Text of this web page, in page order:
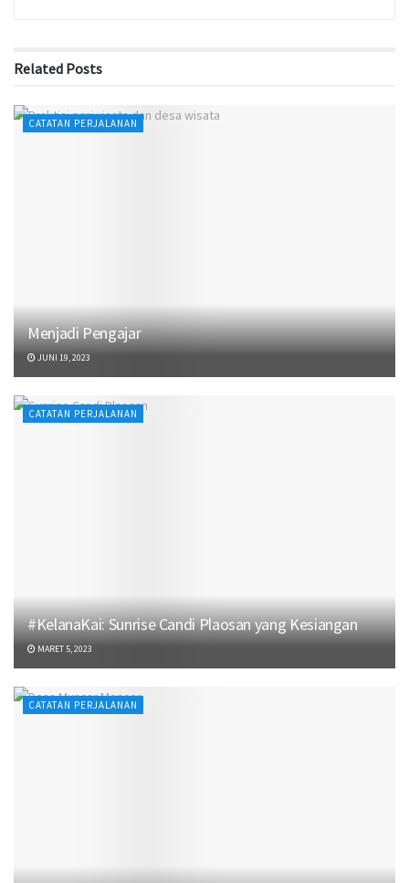
Related Posts
CATATAN PERJALANAN
Menjadi Pengajar
JUNI 19, 2023
CATATAN PERJALANAN
#KelanaKai: Sunrise Candi Plaosan yang Kesiangan
MARET 5, 2023
CATATAN PERJALANAN